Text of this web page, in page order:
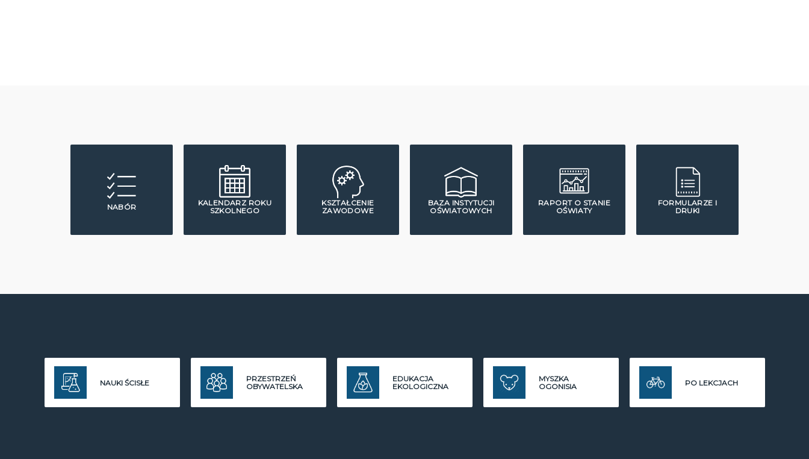
NABÓR
KALENDARZ ROKU
SZKOLNEGO
KSZTAŁCENIE
ZAWODOWE
BAZA INSTYTUCJI
OŚWIATOWYCH
RAPORT O STANIE
OŚWIATY
FORMULARZE I
DRUKI
NAUKI ŚCISŁE
PRZESTRZEŃ
OBYWATELSKA
EDUKACJA
EKOLOGICZNA
MYSZKA
OGONISIA
PO LEKCJACH